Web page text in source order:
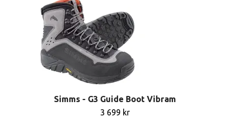
Simms - G3 Guide Boot Vibram
3 699 kr